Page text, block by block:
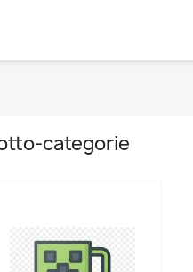
categorie